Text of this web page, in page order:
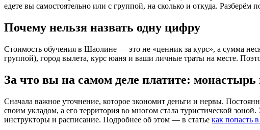
едете вы самостоятельно или с группой, на сколько и откуда.
Почему нельзя назвать одну цифру
Стоимость обучения в Шаолине — это не «ценник за курс», а сумма
группой), город вылета, курс юаня и ваши личные траты на месте.
За что вы на самом деле платите:
Сначала важное уточнение, которое экономит деньги и нервы.
своим укладом, а его территория во многом стала туристической
инструкторы и расписание. Подробнее об этом — в статье как попасть